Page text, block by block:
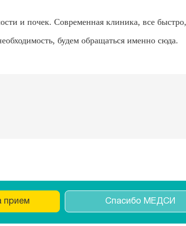
и почек. Современная клиника, все быстро,
будем обращаться именно сюда.
прием Спасибо МЕДСИ